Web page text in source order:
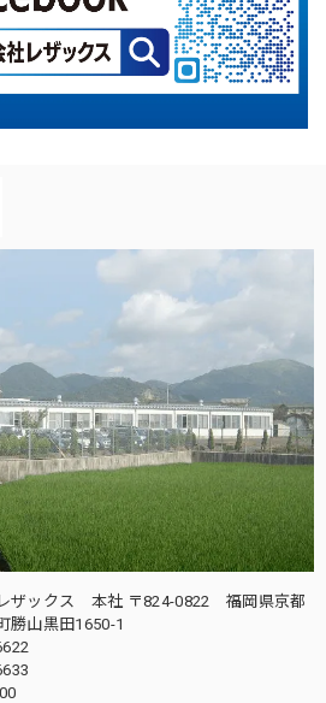
ザックス 本社 〒824-0822 福岡県京都
勝山黒田1650-1